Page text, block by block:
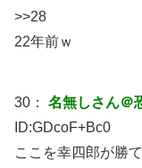
>>28
22年前ｗ
30： 名無しさん＠
ID:GDcoF+Bc0
ここを幸四郎が勝